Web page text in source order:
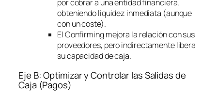
por cobrar a una entidad financiera,
obteniendo liquidez inmediata (aunque
con un coste).
ElConfirmingmejora la relación con sus
proveedores, pero indirectamente libera
su capacidad de caja.
Eje B: Optimizar y Controlar las Salidas de
Caja (Pagos)